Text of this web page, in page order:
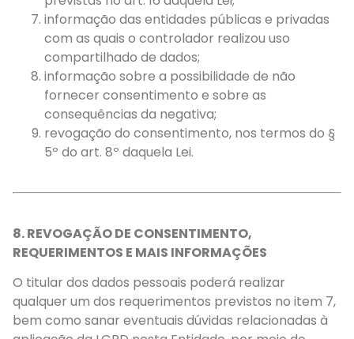
informação das entidades públicas e privadas
com as quais o controlador realizou uso
compartilhado de dados;
informação sobre a possibilidade de não
fornecer consentimento e sobre as
consequências da negativa;
revogação do consentimento, nos termos do §
5º do art. 8º daquela Lei.
8. REVOGAÇÃO DE CONSENTIMENTO,
REQUERIMENTOS E MAIS INFORMAÇÕES
O titular dos dados pessoais poderá realizar
qualquer um dos requerimentos previstos no item 7,
bem como sanar eventuais dúvidas relacionadas à